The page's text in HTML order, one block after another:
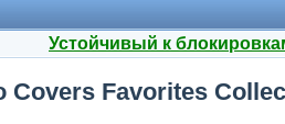
Устойчивый к
Covers Favorites